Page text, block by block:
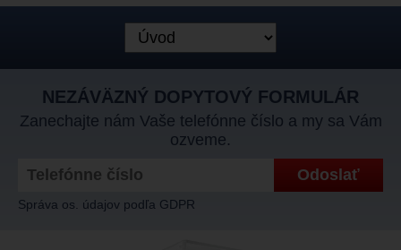
NEZÁVÄZNÝ DOPYTOVÝ FORMULÁR
Zanechajte nám Vaše telefónne číslo a my sa Vám
ozveme.
Správa os. údajov podľa GDPR